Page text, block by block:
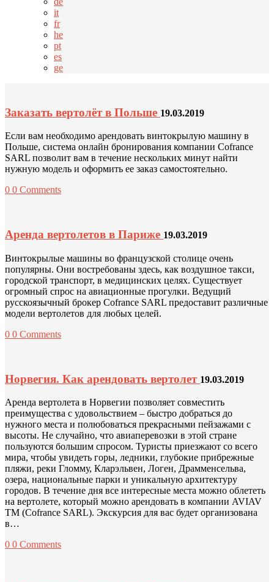
it
fr
he
pt
es
ge
Заказать вертолёт в Польше 19.03.2019
Если вам необходимо арендовать винтокрылую машину в
Польше, система онлайн бронирования компании Cofrance
SARL позволит вам в течение нескольких минут найти
нужную модель и оформить ее заказ самостоятельно.
0 0 Comments
Аренда вертолетов в Париже 19.03.2019
Винтокрылые машины во французской столице очень
популярны. Они востребованы здесь, как воздушное такси,
городской транспорт, в медицинских целях. Существует
огромный спрос на авиационные прогулки. Ведущий
русскоязычный брокер Cofrance SARL предоставит различные
модели вертолетов для любых целей.
0 0 Comments
Норвегия. Как арендовать вертолет 19.03.2019
Аренда вертолета в Норвегии позволяет совместить
преимущества с удовольствием – быстро добраться до
нужного места и полюбоваться прекрасными пейзажами с
высоты. Не случайно, что авиаперевозки в этой стране
пользуются большим спросом. Туристы приезжают со всего
мира, чтобы увидеть горы, ледники, глубокие прибрежные
пляжи, реки Гломму, Кларэльвен, Логен, Драмменсельва,
озера, национальные парки и уникальную архитектуру
городов. В течение дня все интересные места можно облететь
на вертолете, который можно арендовать в компании AVIAV
TM (Cofrance SARL). Экскурсия для вас будет организована
в…
0 0 Comments